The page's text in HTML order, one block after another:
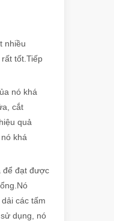
nhiều
tốt.Tiếp
nó khá
cắt
quả
khá
để đạt được
các tấm
dụng, nó